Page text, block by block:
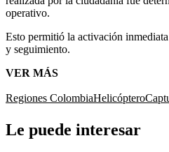
operativo.
Esto permitió la activación
y seguimiento.
VER MÁS
Regiones ColombiaHelicóptero
Le puede interesar